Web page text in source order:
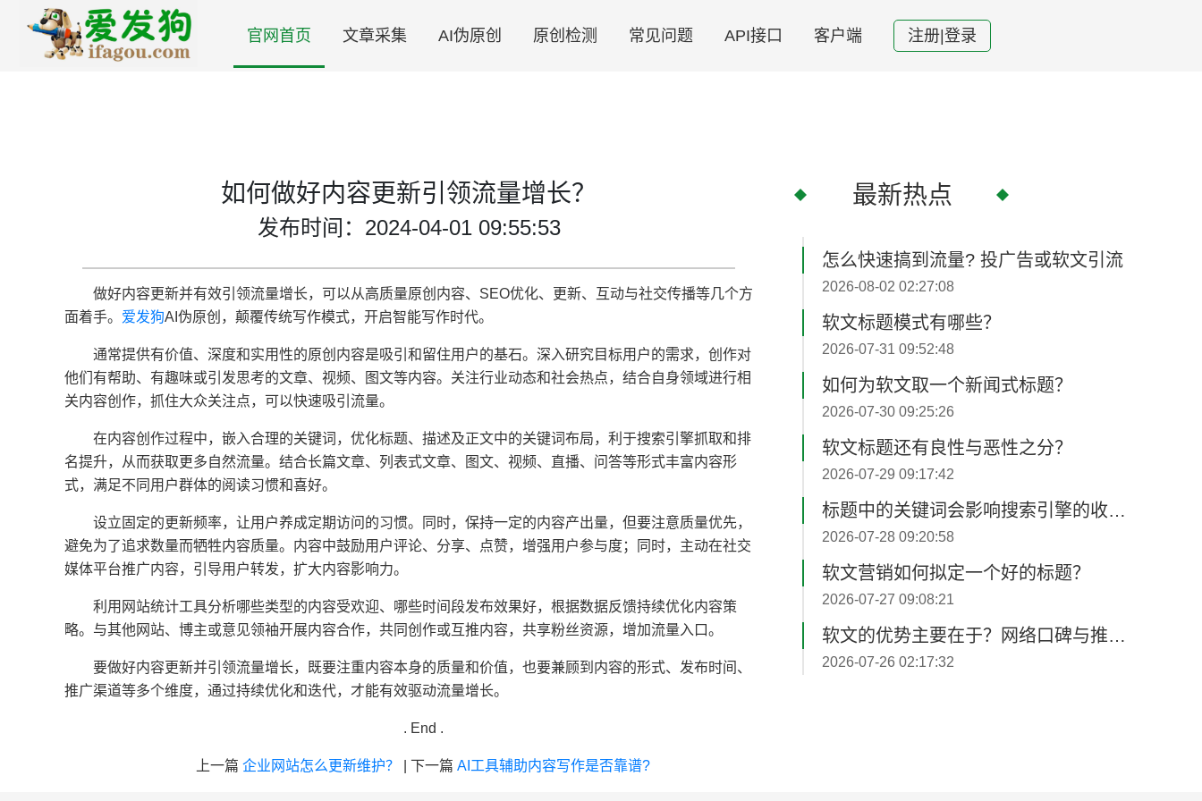
官网首页 文章采集 AI伪原创 原创检测 常见问题 API接口 客户端 注册|登录
如何做好内容更新引领流量增长？
发布时间：2024-04-01 09:55:53
做好内容更新并有效引领流量增长，可以从高质量原创内容、SEO优化、更新、互动与社交传播等几个方
面着手。 爱发狗AI伪原创，颠覆传统写作模式，开启智能写作时代。
通常提供有价值、深度和实用性的原创内容是吸引和留住用户的基石。深入研究目标用户的需求，创作对
他们有帮助、有趣味或引发思考的文章、视频、图文等内容。关注行业动态和社会热点，结合自身领域进行相
关内容创作，抓住大众关注点，可以快速吸引流量。
在内容创作过程中，嵌入合理的关键词，优化标题、描述及正文中的关键词布局，利于搜索引擎抓取和排
名提升，从而获取更多自然流量。结合长篇文章、列表式文章、图文、视频、直播、问答等形式丰富内容形
式，满足不同用户群体的阅读习惯和喜好。
设立固定的更新频率，让用户养成定期访问的习惯。同时，保持一定的内容产出量，但要注意质量优先，
避免为了追求数量而牺牲内容质量。内容中鼓励用户评论、分享、点赞，增强用户参与度；同时，主动在社交
媒体平台推广内容，引导用户转发，扩大内容影响力。
利用网站统计工具分析哪些类型的内容受欢迎、哪些时间段发布效果好，根据数据反馈持续优化内容策
略。与其他网站、博主或意见领袖开展内容合作，共同创作或互推内容，共享粉丝资源，增加流量入口。
要做好内容更新并引领流量增长，既要注重内容本身的质量和价值，也要兼顾到内容的形式、发布时间、
推广渠道等多个维度，通过持续优化和迭代，才能有效驱动流量增长。
. End .
上一篇 企业网站怎么更新维护？ 下一篇 AI工具辅助内容写作是否靠谱?
最新热点
怎么快速搞到流量? 投广告或软文引流
2026-08-02 02:27:08
软文标题模式有哪些？
2026-07-31 09:52:48
如何为软文取一个新闻式标题？
2026-07-30 09:25:26
软文标题还有良性与恶性之分？
2026-07-29 09:17:42
标题中的关键词会影响搜索引擎的收录？
2026-07-28 09:20:58
软文营销如何拟定一个好的标题？
2026-07-27 09:08:21
软文的优势主要在于？网络口碑与推广的持续效果
2026-07-26 02:17:32